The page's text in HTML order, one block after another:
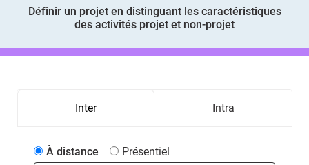
Définir un projet en distinguant les caractéristiques
des activités projet et non-projet
Inter Intra
À distance Présentiel